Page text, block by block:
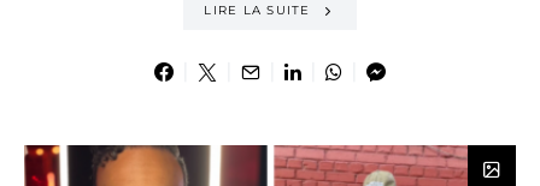
LIRE LA SUITE